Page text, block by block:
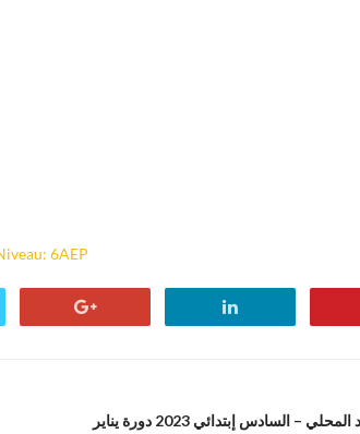
6AEP
الإمتحان الموحد المحلي – السادس إبتدائي 2023 دورة يناير